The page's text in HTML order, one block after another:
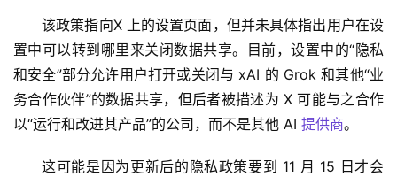
该政策指向X 上的设置页面，但并未具体指出用户在设
置中可以转到哪里来关闭数据共享。目前，设置中的“隐私
和安全”部分允许用户打开或关闭与 xAI 的 Grok 和其他“业
务合作伙伴”的数据共享，但后者被描述为 X 可能与之合作
以“运行和改进其产品”的公司，而不是其他 AI 提供商。
这可能是因为更新后的隐私政策要到 11 月 15 日才会